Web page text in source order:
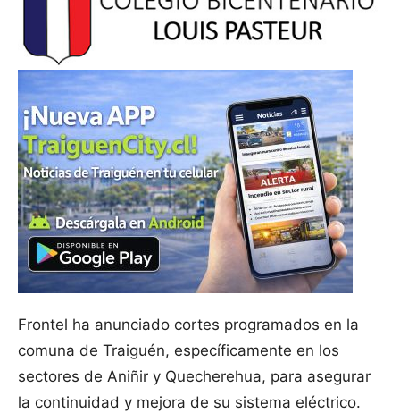
Frontel ha anunciado cortes programados en la
comuna de Traiguén, específicamente en los
sectores de Aniñir y Quecherehua, para asegurar
la continuidad y mejora de su sistema eléctrico.